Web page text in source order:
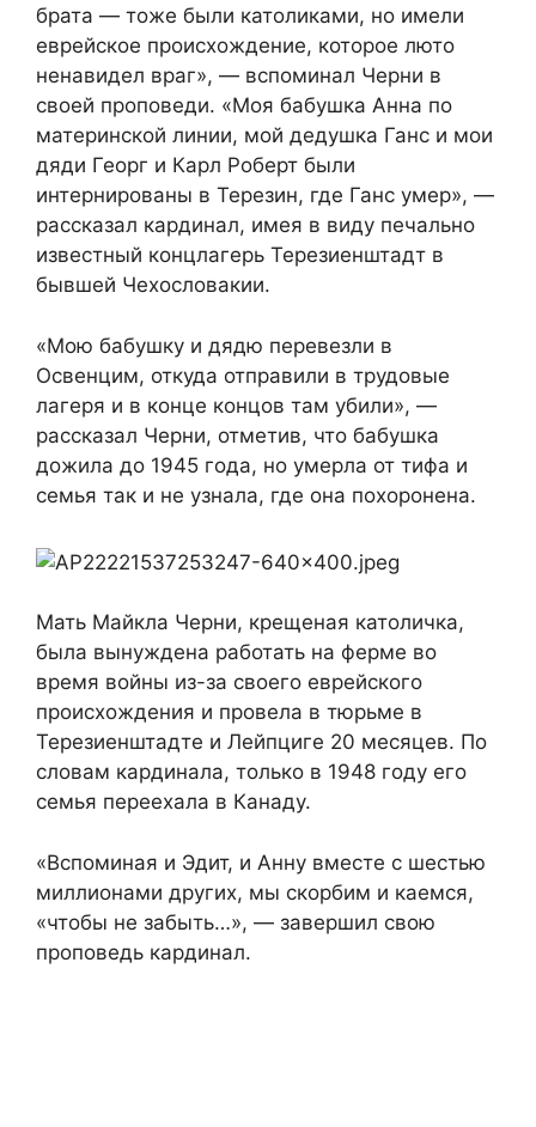
брата — тоже были католиками, но имели
еврейское происхождение, которое люто
ненавидел враг», — вспоминал Черни в
своей проповеди. «Моя бабушка Анна по
материнской линии, мой дедушка Ганс и мои
дяди Георг и Карл Роберт были
интернированы в Терезин, где Ганс умер», —
рассказал кардинал, имея в виду печально
известный концлагерь Терезиенштадт в
бывшей Чехословакии.
«Мою бабушку и дядю перевезли в
Освенцим, откуда отправили в трудовые
лагеря и в конце концов там убили», —
рассказал Черни, отметив, что бабушка
дожила до 1945 года, но умерла от тифа и
семья так и не узнала, где она похоронена.
Мать Майкла Черни, крещеная католичка,
была вынуждена работать на ферме во
время войны из-за своего еврейского
происхождения и провела в тюрьме в
Терезиенштадте и Лейпциге 20 месяцев. По
словам кардинала, только в 1948 году его
семья переехала в Канаду.
«Вспоминая и Эдит, и Анну вместе с шестью
миллионами других, мы скорбим и каемся,
«чтобы не забыть…», — завершил свою
проповедь кардинал.